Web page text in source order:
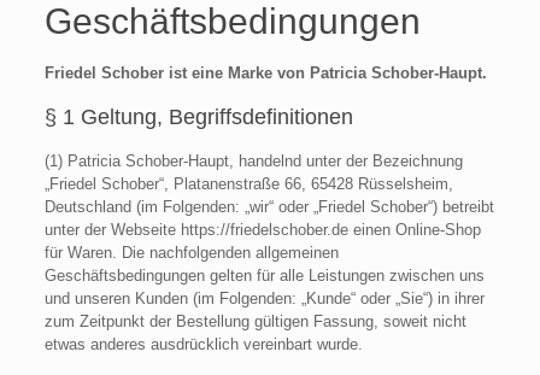
Geschäftsbedingungen
Friedel Schober ist eine Marke von Patricia Schober-Haupt.
§ 1 Geltung, Begriffsdefinitionen
(1) Patricia Schober-Haupt, handelnd unter der Bezeichnung
„Friedel Schober“, Platanenstraße 66, 65428 Rüsselsheim,
Deutschland (im Folgenden: „wir“ oder „Friedel Schober“) betreibt
unter der Webseite https://friedelschober.de einen Online-Shop
für Waren. Die nachfolgenden allgemeinen
Geschäftsbedingungen gelten für alle Leistungen zwischen uns
und unseren Kunden (im Folgenden: „Kunde“ oder „Sie“) in ihrer
zum Zeitpunkt der Bestellung gültigen Fassung, soweit nicht
etwas anderes ausdrücklich vereinbart wurde.